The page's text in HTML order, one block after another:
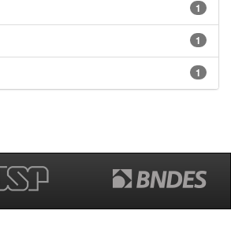
1
1
1